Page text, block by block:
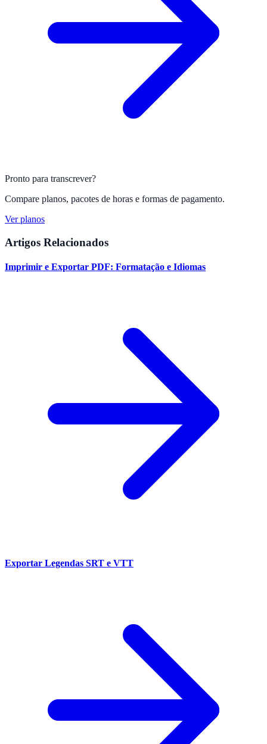
Pronto para transcrever?
Compare planos, pacotes de horas e formas de pagamento.
Ver planos
Artigos Relacionados
Imprimir e Exportar PDF: Formatação e Idiomas
Exportar Legendas SRT e VTT